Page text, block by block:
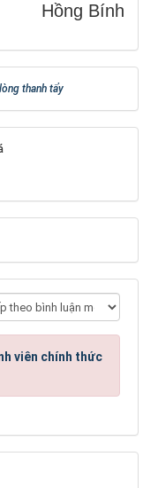
Hồng Bính
thanh tẩy
viên chính thức